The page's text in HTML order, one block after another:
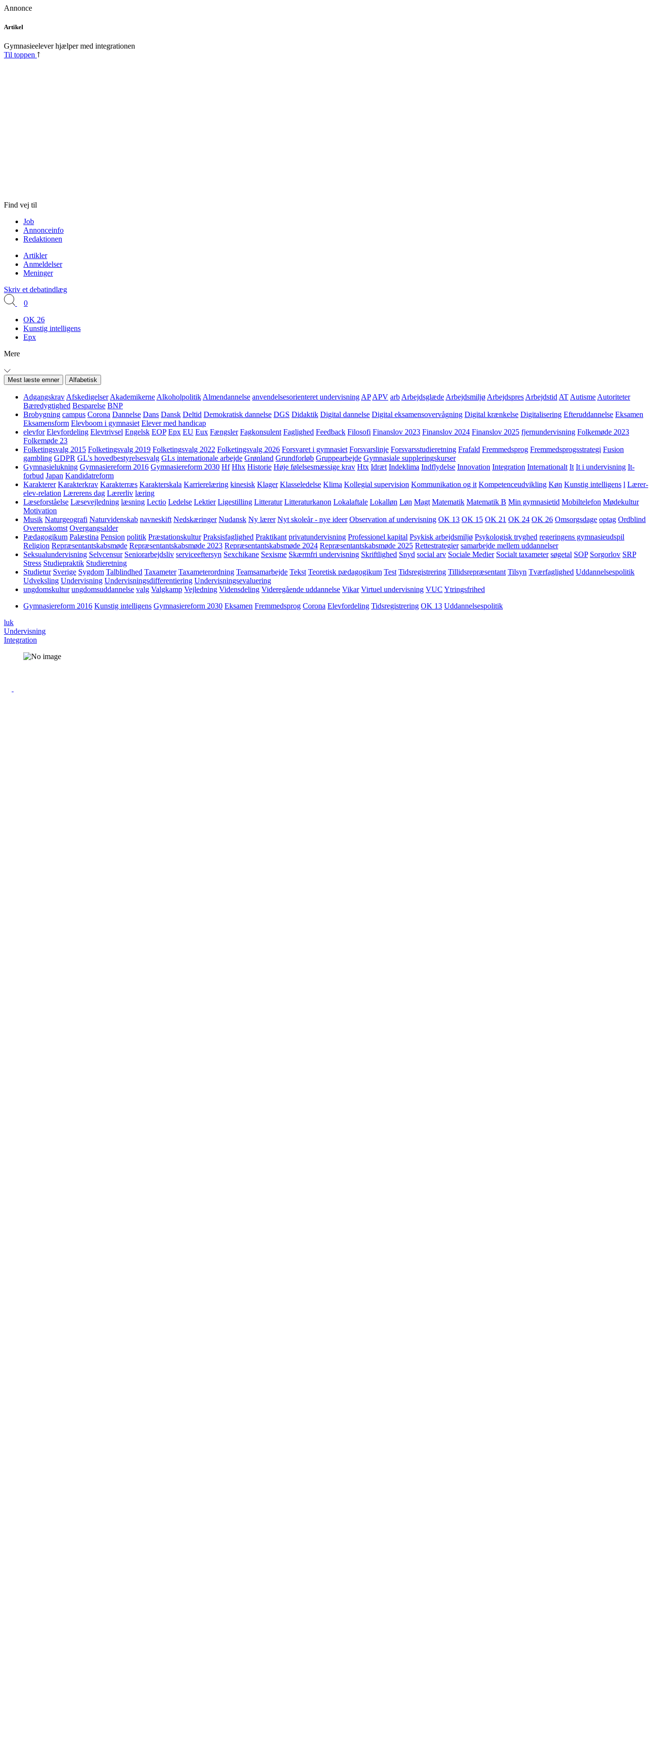
Annonce
Skip
content
Artikel
Gymnasieelever hjælper med integrationen
Til toppen
Find vej til
Job
Annonceinfo
Redaktionen
Artikler
Anmeldelser
Meninger
Skriv et debatindlæg
0
OK 26
Kunstig intelligens
Epx
Mere
Mest læste emner Alfabetisk
Adgangskrav Afskedigelser Akademikerne Alkoholpolitik Almendannelse anvendelsesorienteret undervisning AP APV arb Arbejdsglæde Arbejdsmiljø Arbejdspres Arbejdstid AT Autisme Autoriteter
Bæredygtighed Besparelse BNP
Brobygning campus Corona Dannelse Dans Dansk Deltid Demokratisk dannelse DGS Didaktik Digital dannelse Digital eksamensovervågning Digital krænkelse Digitalisering Efteruddannelse Eksamen
Eksamensform Elevboom i gymnasiet Elever med handicap
elevfor Elevfordeling Elevtrivsel Engelsk EOP Epx EU Eux Fængsler Fagkonsulent Faglighed Feedback Filosofi Finanslov 2023 Finanslov 2024 Finanslov 2025 fjernundervisning Folkemøde 2023
Folkemøde 23
Folketingsvalg 2015 Folketingsvalg 2019 Folketingsvalg 2022 Folketingsvalg 2026 Forsvaret i gymnasiet Forsvarslinje Forsvarsstudieretning Frafald Fremmedsprog Fremmedsprogsstrategi Fusion
gambling GDPR GL's hovedbestyrelsesvalg GLs internationale arbejde Grønland Grundforløb Gruppearbejde Gymnasiale suppleringskurser
Gymnasielukning Gymnasiereform 2016 Gymnasiereform 2030 Hf Hhx Historie Høje følelsesmæssige krav Htx Idræt Indeklima Indflydelse Innovation Integration Internationalt It It i undervisning It-
forbud Japan Kandidatreform
Karakterer Karakterkrav Karakterræs Karakterskala Karrierelæring kinesisk Klager Klasseledelse Klima Kollegial supervision Kommunikation og it Kompetenceudvikling Køn Kunstig intelligens l Lærer-
elev-relation Lærerens dag Lærerliv læring
Læseforståelse Læsevejledning læsning Lectio Ledelse Lektier Ligestilling Litteratur Litteraturkanon Lokalaftale Lokalløn Løn Magt Matematik Matematik B Min gymnasietid Mobiltelefon Mødekultur
Motivation
Musik Naturgeografi Naturvidenskab navneskift Nedskæringer Nudansk Ny lærer Nyt skoleår - nye ideer Observation af undervisning OK 13 OK 15 OK 21 OK 24 OK 26 Omsorgsdage optag Ordblind
Overenskomst Overgangsalder
Pædagogikum Palæstina Pension politik Præstationskultur Praksisfaglighed Praktikant privatundervisning Professionel kapital Psykisk arbejdsmiljø Psykologisk tryghed regeringens gymnasieudspil
Religion Repræsentantskabsmøde Repræsentantskabsmøde 2023 Repræsentantskabsmøde 2024 Repræsentantskabsmøde 2025 Rettestrategier samarbejde mellem uddannelser
Seksualundervisning Selvcensur Seniorarbejdsliv serviceeftersyn Sexchikane Sexisme Skærmfri undervisning Skriftlighed Snyd social arv Sociale Medier Socialt taxameter søgetal SOP Sorgorlov SRP
Stress Studiepraktik Studieretning
Studietur Sverige Sygdom Talblindhed Taxameter Taxameterordning Teamsamarbejde Tekst Teoretisk pædagogikum Test Tidsregistrering Tillidsrepræsentant Tilsyn Tværfaglighed Uddannelsespolitik
Udveksling Undervisning Undervisningsdifferentiering Undervisningsevaluering
ungdomskultur ungdomsuddannelse valg Valgkamp Vejledning Vidensdeling Videregående uddannelse Vikar Virtuel undervisning VUC Ytringsfrihed
Gymnasiereform 2016 Kunstig intelligens Gymnasiereform 2030 Eksamen Fremmedsprog Corona Elevfordeling Tidsregistrering OK 13 Uddannelsespolitik
luk
Undervisning
Integration